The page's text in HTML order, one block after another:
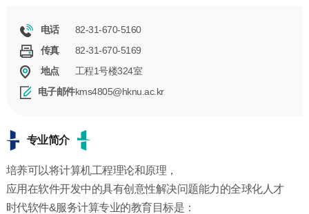
电话
82-31-670-5160
传真
82-31-670-5169
地点
工程1号楼324室
电子邮件kms4805@hknu.ac.kr
专业简介
培养可以将计算机工程理论和原理，
应用在软件开发中的具有创意性解决问题能力的全球化人才
时代软件&服务计算专业的教育目标是：